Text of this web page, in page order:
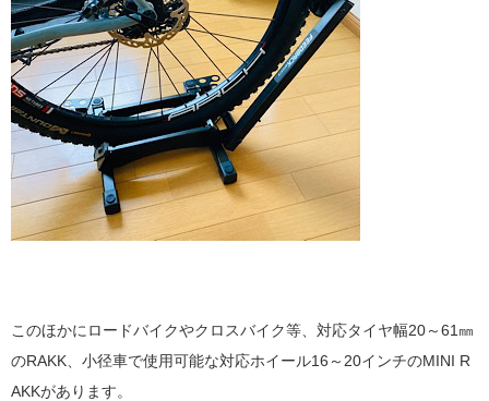
このほかにロードバイクやクロスバイク等、対応タイヤ幅20～61㎜
のRAKK、小径車で使用可能な対応ホイール16～20インチのMINI R
AKKがあります。